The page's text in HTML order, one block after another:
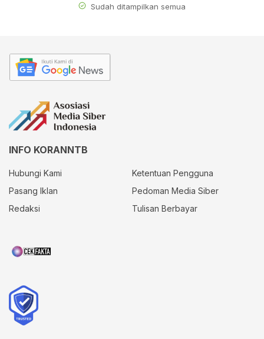
Sudah ditampilkan semua
INFO KORANNTB
Hubungi Kami
Ketentuan Pengguna
Pasang Iklan
Pedoman Media Siber
Redaksi
Tulisan Berbayar